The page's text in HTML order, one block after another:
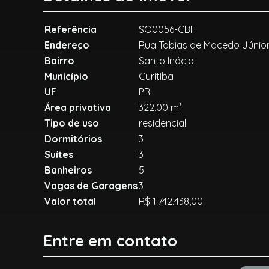
Referência
SO0056-CBF
Endereço
Rua Tobias de Macedo
Bairro
Santo Inácio
Município
Curitiba
UF
PR
Área privativa
322,00 m²
Tipo de uso
residencial
Dormitórios
3
Suítes
3
Banheiros
5
Vagas de Garagens3
Valor total
R$ 1.742.438,00
Entre em contato